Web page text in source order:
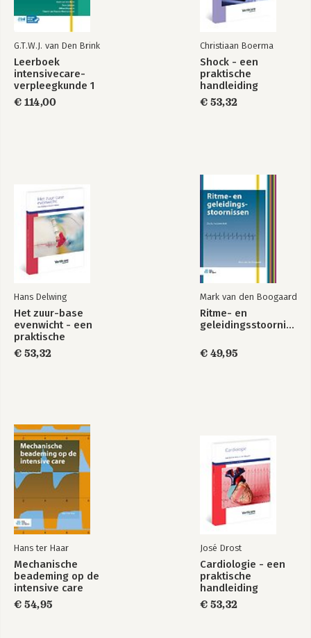
G.T.W.J. van Den Brink
Leerboek
intensivecare-
verpleegkunde 1
€ 114,00
Christiaan Boerma
Shock - een
praktische
handleiding
€ 53,32
Hans Delwing
Het zuur-base
evenwicht - een
praktische
handleiding
€ 53,32
Mark van den Boogaard
Ritme- en
geleidingsstoornissen
€ 49,95
Hans ter Haar
Mechanische
beademing op de
intensive care
€ 54,95
José Drost
Cardiologie - een
praktische
handleiding
€ 53,32